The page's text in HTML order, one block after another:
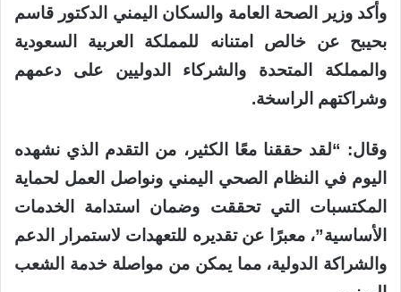
وأكد وزير الصحة العامة والسكان اليمني الدكتور قاسم
بحيبح عن خالص امتنانه للمملكة العربية السعودية
والمملكة المتحدة والشركاء الدوليين على دعمهم
وشراكتهم الراسخة.
وقال: “لقد حققنا معًا الكثير، من التقدم الذي نشهده
اليوم في النظام الصحي اليمني ونواصل العمل لحماية
المكتسبات التي تحققت وضمان استدامة الخدمات
الأساسية”، معبرًا عن تقديره للتعهدات لاستمرار الدعم
والشراكة الدولية، مما يمكن من مواصلة خدمة الشعب